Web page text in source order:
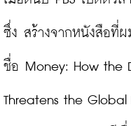
ซึ่ง สร้างจากหนังสือที่
ชื่อ Money: How the
Threatens the